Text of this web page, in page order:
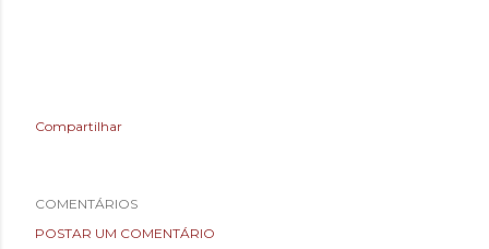
Compartilhar
COMENTÁRIOS
POSTAR UM COMENTÁRIO